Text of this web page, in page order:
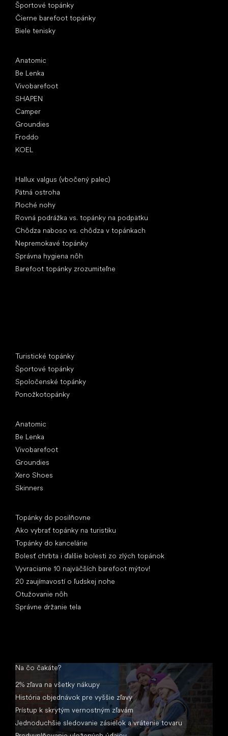
Športové topánky
Čierne barefoot topánky
Biele tenisky
Anatomic
Be Lenka
Vivobarefoot
SHAPEN
Camper
Groundies
Froddo
KOEL
Hallux valgus (vbočený palec)
Pätná ostroha
Ploché nohy
Rovná podrážka vs. topánky na podpätku
Chôdza naboso vs. chôdza v topánkach
Nepremokavé topánky
Správna hygiena nôh
Barefoot topánky zrozumiteľne
Turistické topánky
Športové topánky
Spoločenské topánky
Ponožkotopánky
Anatomic
Be Lenka
Vivobarefoot
Groundies
Xero Shoes
Skinners
Topánky do posilňovne
Ako vybrať topánky na turistiku
Topánky do kancelárie
Bolesť chrbta i ďalšie bolesti zo zlých topánok
Vyvraciame 10 najväčších barefoot mýtov!
20 zaujímavostí o ľudskej nohe
Otužovanie nôh
Správne držanie tela
Na čo čakáte?
2% zľava na všetky nákupy
História objednávok pre vyššie zľavy
Prístup k skrytým vernostným zľavám
Jednoduchšie sledovanie zásielok a vrátenie tovaru